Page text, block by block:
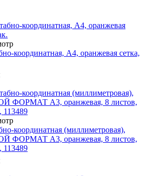
координатная, А4, оранжевая сетка,
координатная (миллиметровая),
ФОРМАТ А3, оранжевая, 8 листов,
113489